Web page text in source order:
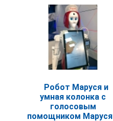
Робот Маруся и
умная колонка с
голосовым
помощником Маруся